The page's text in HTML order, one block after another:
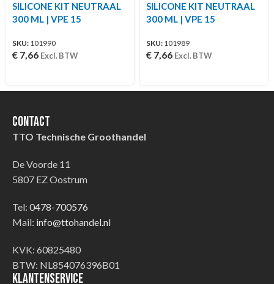
SILICONE KIT NEUTRAAL
300 ML | VPE 15
SKU: 101990
€ 7,66 Excl. BTW
SILICONE KIT NEUTRAAL
300 ML | VPE 15
SKU: 101989
€ 7,66 Excl. BTW
Contact
TTO Technische Groothandel
De Voorde 11
5807 EZ Oostrum
Tel: 0478-700576
Mail: info@ttohandel.nl
KVK: 60825480
BTW: NL854076396B01
Klantenservice